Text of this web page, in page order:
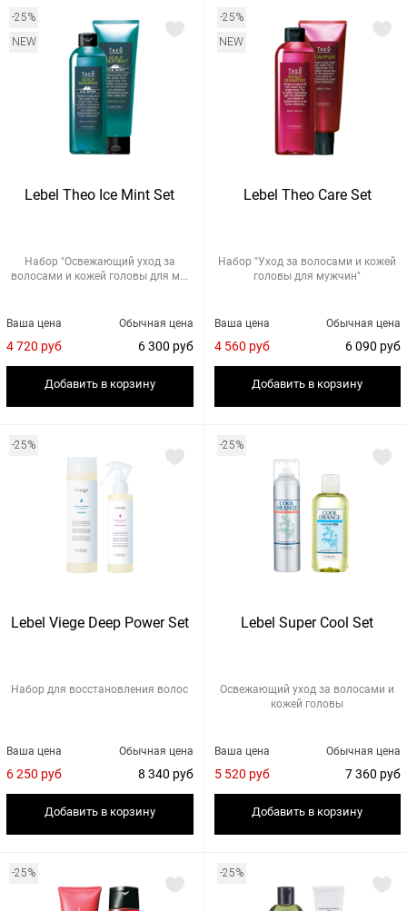
-25%
NEW
Lebel Theo Ice Mint Set
Набор "Освежающий уход за
волосами и кожей головы для м...
Обычная цена
6 300 руб
Ваша цена
4 720 руб
Добавить в корзину
-25%
NEW
Lebel Theo Care Set
Набор "Уход за волосами и кожей
головы для мужчин"
Обычная цена
6 090 руб
Ваша цена
4 560 руб
Добавить в корзину
-25%
Lebel Viege Deep Power Set
Набор для восстановления волос
Обычная цена
8 340 руб
Ваша цена
6 250 руб
Добавить в корзину
-25%
Lebel Super Cool Set
Освежающий уход за волосами и
кожей головы
Обычная цена
7 360 руб
Ваша цена
5 520 руб
Добавить в корзину
-25% -25%